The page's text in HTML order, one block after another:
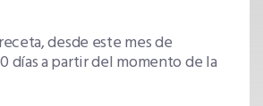
desde este mes de
días a partir del momento de la